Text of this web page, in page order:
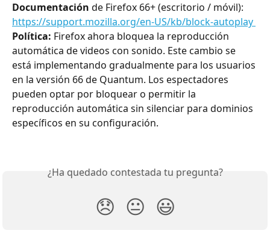
Documentación de Firefox 66+ (escritorio / móvil):
https://support.mozilla.org/en-US/kb/block-autoplay
Política: Firefox ahora bloquea la reproducción
automática de videos con sonido. Este cambio se
está implementando gradualmente para los usuarios
en la versión 66 de Quantum. Los espectadores
pueden optar por bloquear o permitir la
reproducción automática sin silenciar para dominios
específicos en su configuración.
¿Ha quedado contestada tu pregunta?
😞 😐 😃